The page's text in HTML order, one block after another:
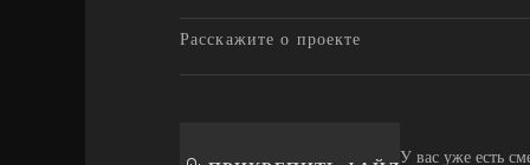
У вас уже есть